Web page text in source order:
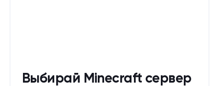
Выбирай Minecraft сервер